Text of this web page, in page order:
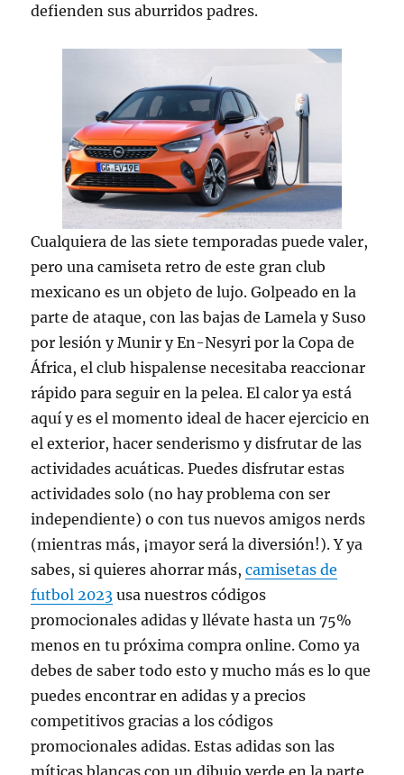
defienden sus aburridos padres.
Cualquiera de las siete temporadas puede valer,
pero una camiseta retro de este gran club
mexicano es un objeto de lujo. Golpeado en la
parte de ataque, con las bajas de Lamela y Suso
por lesión y Munir y En-Nesyri por la Copa de
África, el club hispalense necesitaba reaccionar
rápido para seguir en la pelea. El calor ya está
aquí y es el momento ideal de hacer ejercicio en
el exterior, hacer senderismo y disfrutar de las
actividades acuáticas. Puedes disfrutar estas
actividades solo (no hay problema con ser
independiente) o con tus nuevos amigos nerds
(mientras más, ¡mayor será la diversión!). Y ya
sabes, si quieres ahorrar más,camisetas de
futbol 2023 usa nuestros códigos
promocionales adidas y llévate hasta un 75%
menos en tu próxima compra online. Como ya
debes de saber todo esto y mucho más es lo que
puedes encontrar en adidas y a precios
competitivos gracias a los códigos
promocionales adidas. Estas adidas son las